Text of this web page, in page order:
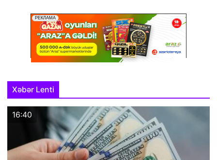
Xəbər Lenti
16:40